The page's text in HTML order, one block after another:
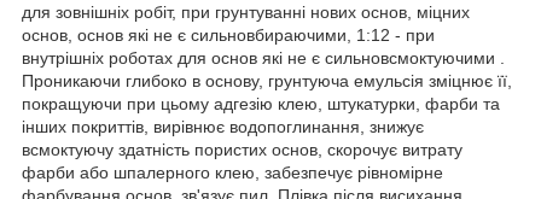
для зовнішніх робіт, при грунтуванні нових основ, міцних
основ, основ які не є сильновбираючими, 1:12 - при
внутрішніх роботах для основ які не є сильновсмоктуючими .
Проникаючи глибоко в основу, грунтуюча емульсія зміцнює її,
покращуючи при цьому адгезію клею, штукатурки, фарби та
інших покриттів, вирівнює водопоглинання, знижує
всмоктуючу здатність пористих основ, скорочує витрату
фарби або шпалерного клею, забезпечує рівномірне
фарбування основ, зв'язує пил. Плівка після висихання